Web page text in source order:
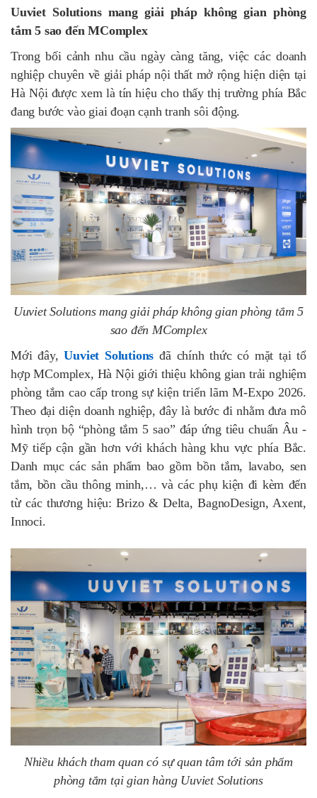
Uuviet Solutions mang giải pháp không gian phòng
tắm 5 sao đến MComplex
Trong bối cảnh nhu cầu ngày càng tăng, việc các doanh
nghiệp chuyên về giải pháp nội thất mở rộng hiện diện tại
Hà Nội được xem là tín hiệu cho thấy thị trường phía Bắc
đang bước vào giai đoạn cạnh tranh sôi động.
Uuviet Solutions mang giải pháp không gian phòng tắm 5
sao đến MComplex
Mới đây,Uuviet Solutions đã chính thức có mặt tại tổ
hợp MComplex, Hà Nội giới thiệu không gian trải nghiệm
phòng tắm cao cấp trong sự kiện triển lãm M-Expo 2026.
Theo đại diện doanh nghiệp, đây là bước đi nhằm đưa mô
hình trọn bộ “phòng tắm 5 sao” đáp ứng tiêu chuẩn Âu -
Mỹ tiếp cận gần hơn với khách hàng khu vực phía Bắc.
Danh mục các sản phẩm bao gồm bồn tắm, lavabo, sen
tắm, bồn cầu thông minh,… và các phụ kiện đi kèm đến
từ các thương hiệu: Brizo & Delta, BagnoDesign, Axent,
Innoci.
Nhiều khách tham quan có sự quan tâm tới sản phẩm
phòng tắm tại gian hàng Uuviet Solutions